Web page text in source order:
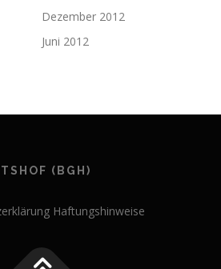
Dezember 2012
Juni 2012
(BGH)
Haftungshinweise